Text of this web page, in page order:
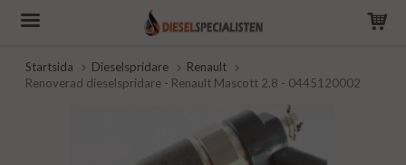
Startsida Dieselspridare
Renault
Renoverad dieselspridare - Renault Mascott 2.8 - 0445120002